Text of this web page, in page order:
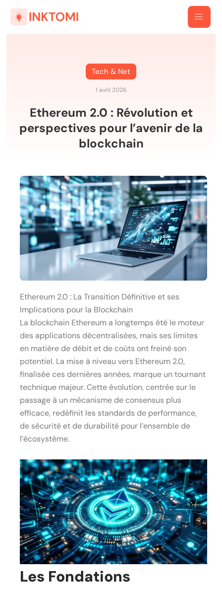
Tech & Net
1 avril 2026
Ethereum 2.0 : Révolution et
perspectives pour l’avenir de la
blockchain
Ethereum 2.0 : La Transition Définitive et ses
Implications pour la Blockchain
La blockchain Ethereum a longtemps été le moteur
des applications décentralisées, mais ses limites
en matière de débit et de coûts ont freiné son
potentiel. La mise à niveau vers Ethereum 2.0,
finalisée ces dernières années, marque un tournant
technique majeur. Cette évolution, centrée sur le
passage à un mécanisme de consensus plus
efficace, redéfinit les standards de performance,
de sécurité et de durabilité pour l’ensemble de
l’écosystème.
Les Fondations